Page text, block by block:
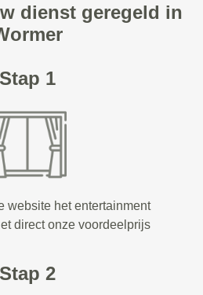
dienst geregeld in
Stap 1
website het entertainment
direct onze voordeelprijs
Stap 2